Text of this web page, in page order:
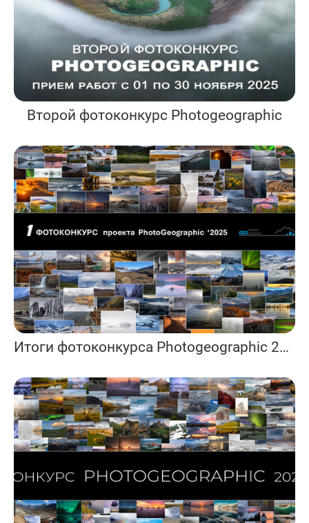
Второй фотоконкурс Photogeographic
Итоги фотоконкурса Photogeographic 2024